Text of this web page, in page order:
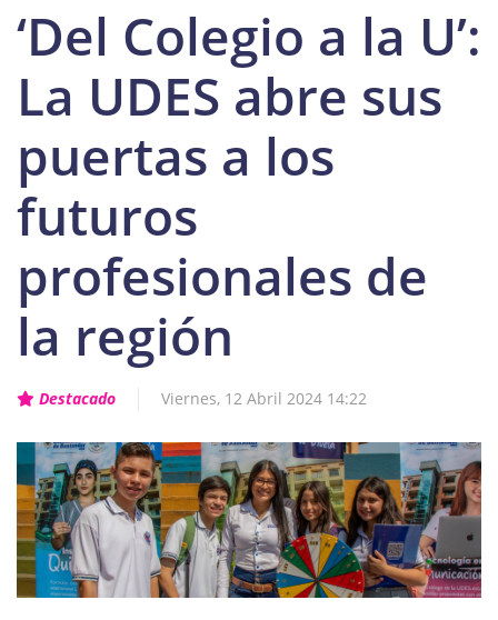
‘Del Colegio a la U’:
La UDES abre sus
puertas a los
futuros
profesionales de
la región
Destacado Viernes, 12 Abril 2024 14:22